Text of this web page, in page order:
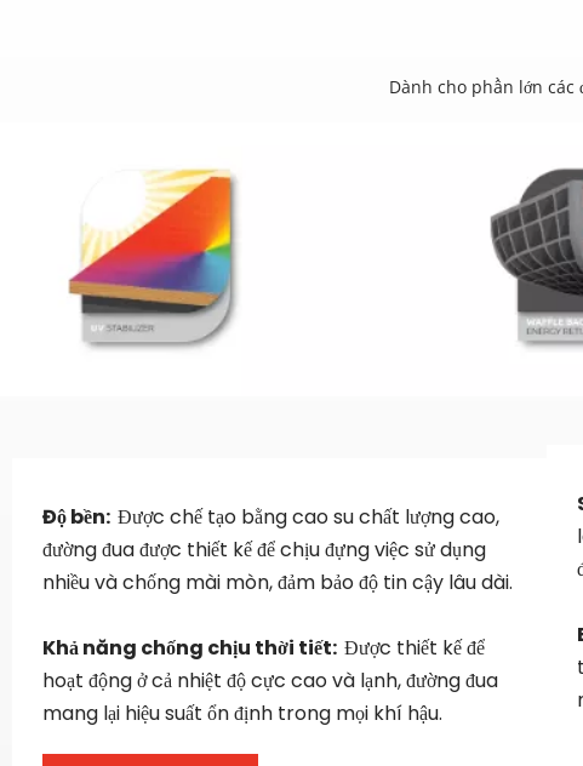
Dành cho phần lớn
Độ bền: Được chế tạo bằng cao su chất lượng cao,
đường đua được thiết kế để chịu đựng việc sử dụng
nhiều và chống mài mòn, đảm bảo độ tin cậy lâu dài.
Khả năng chống chịu thời tiết: Được thiết kế để
hoạt động ở cả nhiệt độ cực cao và lạnh, đường đua
mang lại hiệu suất ổn định trong mọi khí hậu.